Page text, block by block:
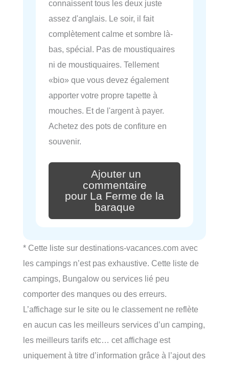
connaissent tous les deux juste
assez d'anglais. Le soir, il fait
complètement calme et sombre là-
bas, spécial. Pas de moustiquaires
ni de moustiquaires. Tellement
«bio» que vous devez également
apporter votre propre tapette à
mouches. Et de l'argent à payer.
Achetez des pots de confiture en
souvenir.
Ajouter un
commentaire
pour La Ferme de la
baraque
* Cette liste sur destinations-vacances.com avec
les campings n’est pas exhaustive. Cette liste de
campings, Bungalow ou services lié peu
comporter des manques ou des erreurs.
L’affichage sur le site ou le classement ne reflète
en aucun cas les meilleurs services d’un camping,
les meilleurs tarifs etc… cet affichage est
uniquement à titre d’information grâce à l’ajout des